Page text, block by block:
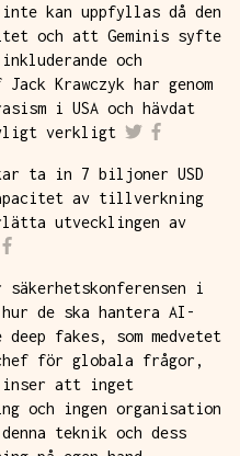
kan uppfyllas då den
och att Geminis syfte
och
Krawczyk har genom
i USA och hävdat
verkligt
ta in 7 biljoner USD
av tillverkning
utvecklingen av
i
hur de ska hantera AI-
fakes, som medvetet
för globala frågor,
inser att inget
och ingen organisation
teknik och dess